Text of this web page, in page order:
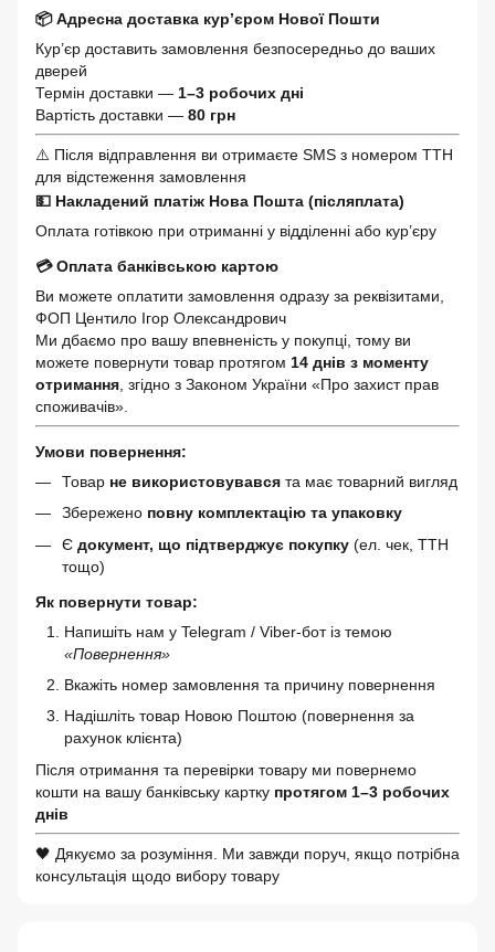
📦 Адресна доставка кур’єром Нової Пошти
Кур’єр доставить замовлення безпосередньо до ваших
дверей
Термін доставки — 1–3 робочих дні
Вартість доставки — 80 грн
⚠️ Після відправлення ви отримаєте SMS з номером ТТН
для відстеження замовлення
💵 Накладений платіж Нова Пошта (післяплата)
Оплата готівкою при отриманні у відділенні або кур’єру
💳 Оплата банківською картою
Ви можете оплатити замовлення одразу за реквізитами,
ФОП Центило Ігор Олександрович
Ми дбаємо про вашу впевненість у покупці, тому ви
можете повернути товар протягом 14 днів з моменту
отримання , згідно з Законом України «Про захист прав
споживачів».
Умови повернення:
Товар не використовувався та має товарний вигляд
Збережено повну комплектацію та упаковку
Є документ, що підтверджує покупку (ел. чек, ТТН
тощо)
Як повернути товар:
Напишіть нам у Telegram / Viber-бот із темою
«Повернення»
Вкажіть номер замовлення та причину повернення
Надішліть товар Новою Поштою (повернення за
рахунок клієнта)
Після отримання та перевірки товару ми повернемо
кошти на вашу банківську картку протягом 1–3 робочих
днів
🖤 Дякуємо за розуміння. Ми завжди поруч, якщо потрібна
консультація щодо вибору товару